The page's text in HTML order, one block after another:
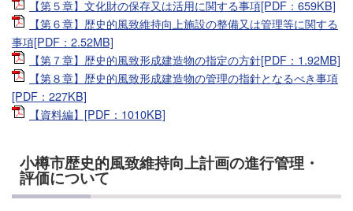
【第５章】文化財の保存又は活用に関する事項[PDF：659KB]
【第６章】歴史的風致維持向上施設の整備又は管理等に関する
事項[PDF：2.52MB]
【第７章】歴史的風致形成建造物の指定の方針[PDF：1.92MB]
【第８章】歴史的風致形成建造物の管理の指針となるべき事項
[PDF：227KB]
【資料編】[PDF：1010KB]
小樽市歴史的風致維持向上計画の進行管理・
評価について